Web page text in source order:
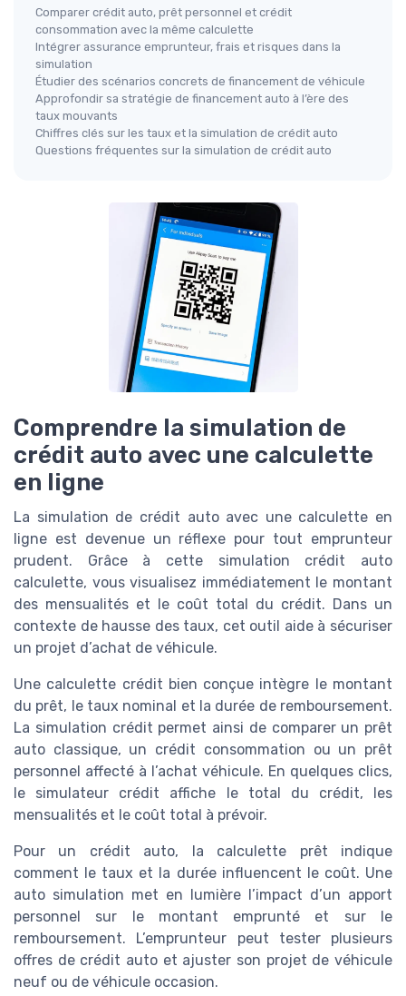
Comparer crédit auto, prêt personnel et crédit
consommation avec la même calculette
Intégrer assurance emprunteur, frais et risques dans la
simulation
Étudier des scénarios concrets de financement de véhicule
Approfondir sa stratégie de financement auto à l’ère des
taux mouvants
Chiffres clés sur les taux et la simulation de crédit auto
Questions fréquentes sur la simulation de crédit auto
Comprendre la simulation de
crédit auto avec une calculette
en ligne
La simulation de crédit auto avec une calculette en
ligne est devenue un réflexe pour tout emprunteur
prudent. Grâce à cette simulation crédit auto
calculette, vous visualisez immédiatement le montant
des mensualités et le coût total du crédit. Dans un
contexte de hausse des taux, cet outil aide à sécuriser
un projet d’achat de véhicule.
Une calculette crédit bien conçue intègre le montant
du prêt, le taux nominal et la durée de remboursement.
La simulation crédit permet ainsi de comparer un prêt
auto classique, un crédit consommation ou un prêt
personnel affecté à l’achat véhicule. En quelques clics,
le simulateur crédit affiche le total du crédit, les
mensualités et le coût total à prévoir.
Pour un crédit auto, la calculette prêt indique
comment le taux et la durée influencent le coût. Une
auto simulation met en lumière l’impact d’un apport
personnel sur le montant emprunté et sur le
remboursement. L’emprunteur peut tester plusieurs
offres de crédit auto et ajuster son projet de véhicule
neuf ou de véhicule occasion.